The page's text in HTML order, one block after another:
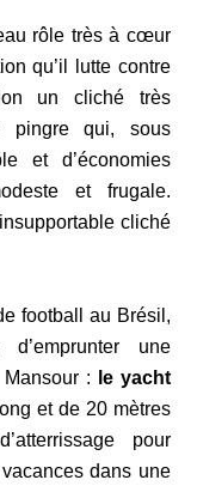
rôle très à cœur
qu’il lutte contre
un cliché très
pingre qui, sous
et d’économies
et frugale.
cliché
football au Brésil,
une
:
le yacht
et de 20 mètres
pour
dans une